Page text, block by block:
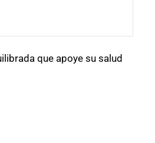
que apoye su salud